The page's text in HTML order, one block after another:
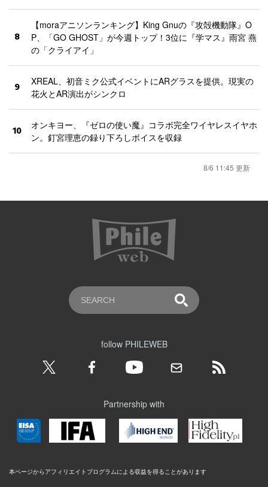
8
【moraアニソンランキング】King Gnuの『攻殻機動隊』O
P、「GO GHOST」が今週トップ！3位に『学マス』雨宮 燕
の「クライアイ」
9
XREAL、初音ミク公式イベントにARグラスを提供。現実の
花火とAR演出がシンクロ
10
オンキヨー、『ゼロの使い魔』コラボ完全ワイヤレスイヤホ
ン。釘宮理恵の録り下ろしボイスを収録
8/6 11:45 更新
follow PHILEWEB
Partnership with
本ページからアフィリエイトプログラムによる収益を得ることがあります